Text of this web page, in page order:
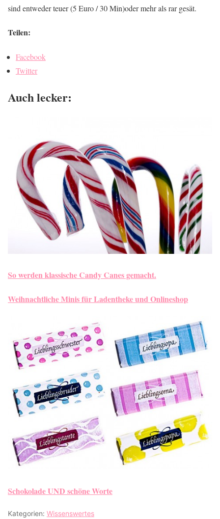
sind entweder teuer (5 Euro / 30 Min)oder mehr als rar gesät.
Teilen:
Facebook
Twitter
Auch lecker:
So werden klassische Candy Canes gemacht.
Weihnachtliche Minis für Ladentheke und Onlineshop
Schokolade UND schöne Worte
Kategorien: Wissenswertes